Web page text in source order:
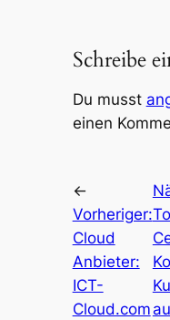
Schreibe
Du musst
einen
←
Vorheriger:
Cloud
Anbieter:
ICT-
Cloud.com